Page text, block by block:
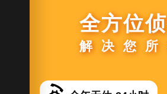
全方位
解决您所